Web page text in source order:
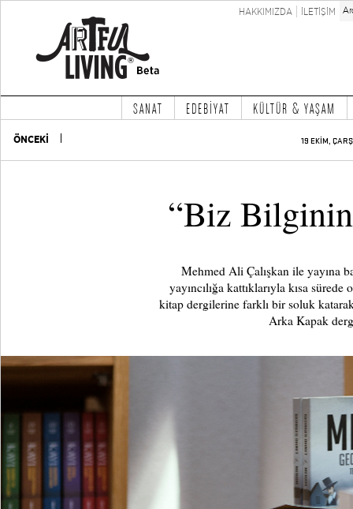
HAKKIMIZDA İLETİŞİM
SANAT EDEBİYAT KÜLTÜR & YAŞAM
ÖNCEKİ 19 EKİM,
“Biz
Mehmed Ali Çalışkan ile yayına
yayıncılığa kattıklarıyla kısa
kitap dergilerine farklı bir soluk
Arka Kapak